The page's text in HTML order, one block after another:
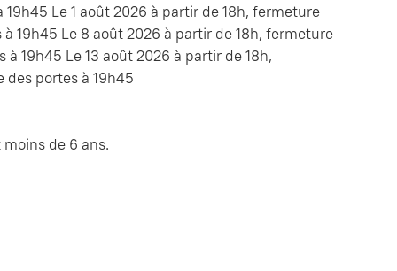
Le 1 août 2026 à partir de 18h, fermeture
19h45 Le 8 août 2026 à partir de 18h, fermeture
19h45 Le 13 août 2026 à partir de 18h,
des portes à 19h45
de 6 ans.